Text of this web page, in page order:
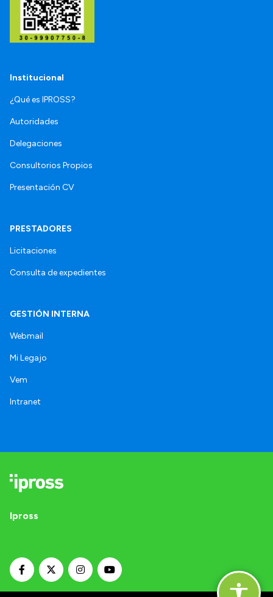
Institucional
¿Qué es IPROSS?
Autoridades
Delegaciones
Consultorios Propios
Presentación CV
PRESTADORES
Licitaciones
Consulta de expedientes
GESTIÓN INTERNA
Webmail
Mi Legajo
Vem
Intranet
Ipross